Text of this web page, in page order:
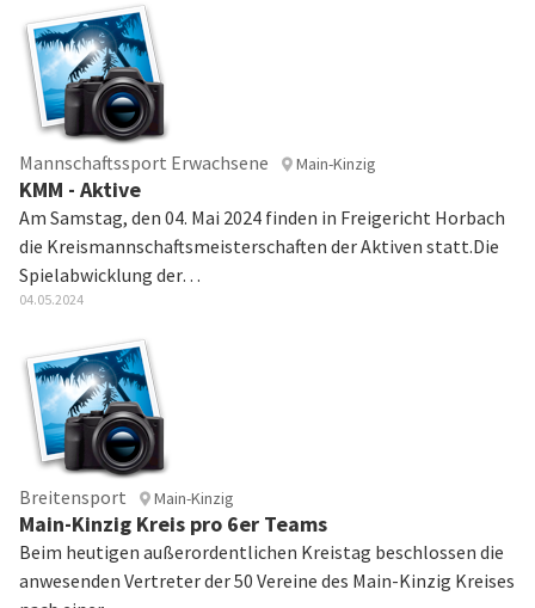
Mannschaftssport Erwachsene Main-Kinzig
KMM - Aktive
Am Samstag, den 04. Mai 2024 finden in Freigericht Horbach
die Kreismannschaftsmeisterschaften der Aktiven statt.Die
Spielabwicklung der…
04.05.2024
Breitensport Main-Kinzig
Main-Kinzig Kreis pro 6er Teams
Beim heutigen außerordentlichen Kreistag beschlossen die
anwesenden Vertreter der 50 Vereine des Main-Kinzig Kreises